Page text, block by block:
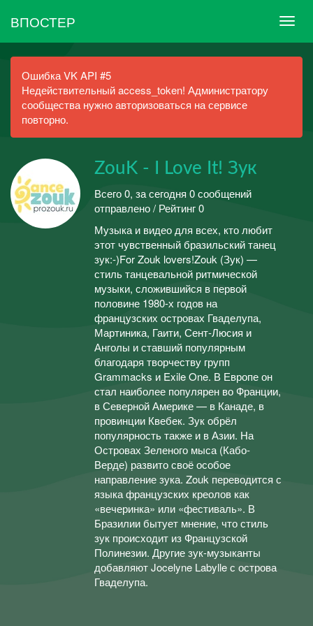
ВПОСТЕР
Ошибка VK API #5
Недействительный access_token! Администратору
сообщества нужно авторизоваться на сервисе
повторно.
ZouK - I Love It! Зук
Всего 0, за сегодня 0 сообщений
отправлено / Рейтинг 0
Музыка и видео для всех, кто любит
этот чувственный бразильский танец
зук:-)For Zouk lovers!Zouk (Зук) —
стиль танцевальной ритмической
музыки, сложившийся в первой
половине 1980-х годов на
французских островах Гваделупа,
Мартиника, Гаити, Сент-Люсия и
Анголы и ставший популярным
благодаря творчеству групп
Grammacks и Exile One. В Европе он
стал наиболее популярен во Франции,
в Северной Америке — в Канаде, в
провинции Квебек. Зук обрёл
популярность также и в Азии. На
Островах Зеленого мыса (Кабо-
Верде) развито своё особое
направление зука. Zouk переводится с
языка французских креолов как
«вечеринка» или «фестиваль». В
Бразилии бытует мнение, что стиль
зук происходит из Французской
Полинезии. Другие зук-музыканты
добавляют Jocelyne Labylle с острова
Гваделупа.